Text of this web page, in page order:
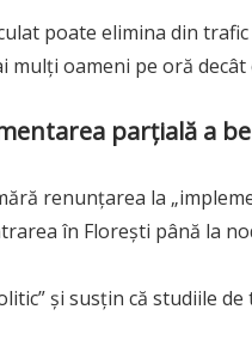
poate elimina din trafic
oameni pe oră decât
parțială a
renunțarea la
în Florești până la
și susțin că studiile